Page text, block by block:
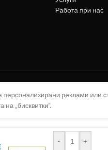
Работа при нас
персонализирани реклами
„бисквитки“.
- +